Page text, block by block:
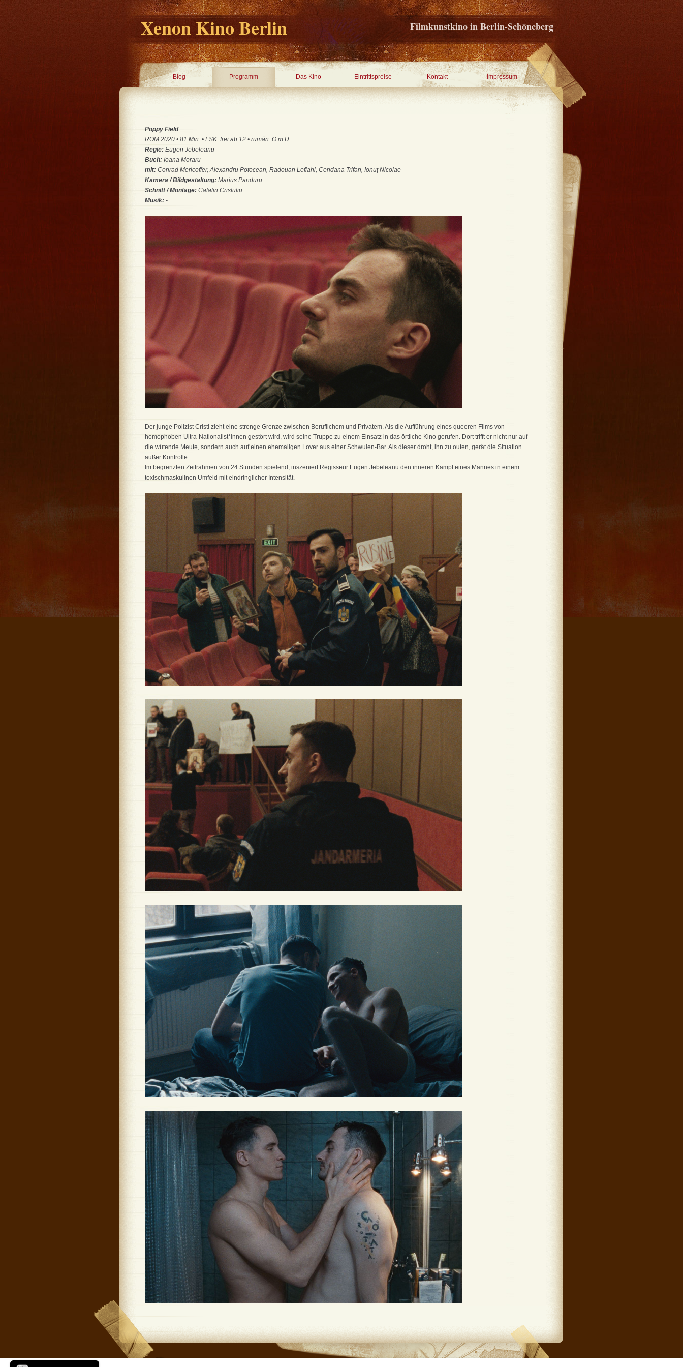
Xenon Kino Berlin Filmkunstkino in Berlin-Schöneberg
Blog Programm Das Kino Eintrittspreise Kontakt Impressum
Poppy Field
ROM 2020 • 81 Min. • FSK: frei ab 12 • rumän. O.m.U.
Regie: Eugen Jebeleanu
Buch: Ioana Moraru
mit: Conrad Mericoffer, Alexandru Potocean, Radouan Leflahi, Cendana Trifan, Ionuț Nicolae
Kamera / Bildgestaltung: Marius Panduru
Schnitt / Montage: Catalin Cristutiu
Musik: -
Der junge Polizist Cristi zieht eine strenge Grenze zwischen Beruflichem und Privatem. Als die Aufführung eines queeren Films von
homophoben Ultra-Nationalist*innen gestört wird, wird seine Truppe zu einem Einsatz in das örtliche Kino gerufen. Dort trifft er nicht nur auf
die wütende Meute, sondern auch auf einen ehemaligen Lover aus einer Schwulen-Bar. Als dieser droht, ihn zu outen, gerät die Situation
außer Kontrolle …
Im begrenzten Zeitrahmen von 24 Stunden spielend, inszeniert Regisseur Eugen Jebeleanu den inneren Kampf eines Mannes in einem
toxischmaskulinen Umfeld mit eindringlicher Intensität.